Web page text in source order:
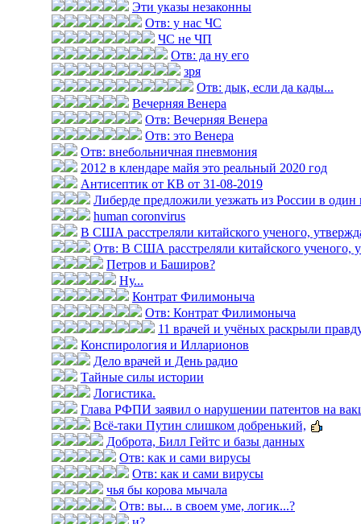
Эти указы незаконны
Отв: у нас ЧС
ЧС не ЧП
Отв: да ну его
зря
Отв: дык, если да кады...
Вечерняя Венера
Отв: Вечерняя Венера
Отв: это Венера
Отв: внебольничная пневмония
2012 в клендаре майя это реальный 2020 год
Антисептик от КВ от 31-08-2019
Либерде предложили уезжать из России в один
human coronvirus
В США расстреляли китайского ученого,
Отв: В США расстреляли китайского ученого,
Петров и Баширов?
Ну...
Контрат Филимоныча
Отв: Контрат Филимоныча
11 врачей и учёных раскрыли
Конспирология и Илларионов
Дело врачей и День радио
Тайные силы истории
Логистика.
Глава РФПИ заявил о нарушении патентов на
Всё-таки Путин слишком добренький,
Доброта, Билл Гейтс и базы данных
Отв: как и сами вирусы
Отв: как и сами вирусы
чья бы корова мычала
Отв: вы... в своем уме, логик...?